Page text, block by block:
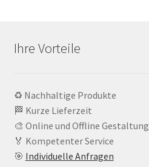
Ihre Vorteile
♻️ Nachhaltige Produkte
🏁 Kurze Lieferzeit
🎨 Online und Offline Gestaltung
🏅 Kompetenter Service
🎯 Individuelle Anfragen